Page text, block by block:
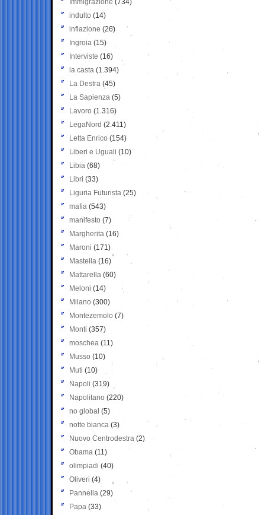
Immigrazione (734)
indulto (14)
inflazione (26)
Ingroia (15)
Interviste (16)
la casta (1.394)
La Destra (45)
La Sapienza (5)
Lavoro (1.316)
LegaNord (2.411)
Letta Enrico (154)
Liberi e Uguali (10)
Libia (68)
Libri (33)
Liguria Futurista (25)
mafia (543)
manifesto (7)
Margherita (16)
Maroni (171)
Mastella (16)
Mattarella (60)
Meloni (14)
Milano (300)
Montezemolo (7)
Monti (357)
moschea (11)
Musso (10)
Muti (10)
Napoli (319)
Napolitano (220)
no global (5)
notte bianca (3)
Nuovo Centrodestra (2)
Obama (11)
olimpiadi (40)
Oliveri (4)
Pannella (29)
Papa (33)